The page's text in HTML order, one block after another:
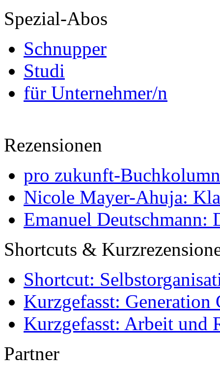
Spezial-Abos
Schnupper
Studi
für Unternehmer/n
Rezensionen
pro zukunft-
Nicole Mayer-Ahuja:
Emanuel Deutschmann:
Shortcuts &
Shortcut:
Kurzgefasst: Generation
Kurzgefasst: Arbeit und
Partner